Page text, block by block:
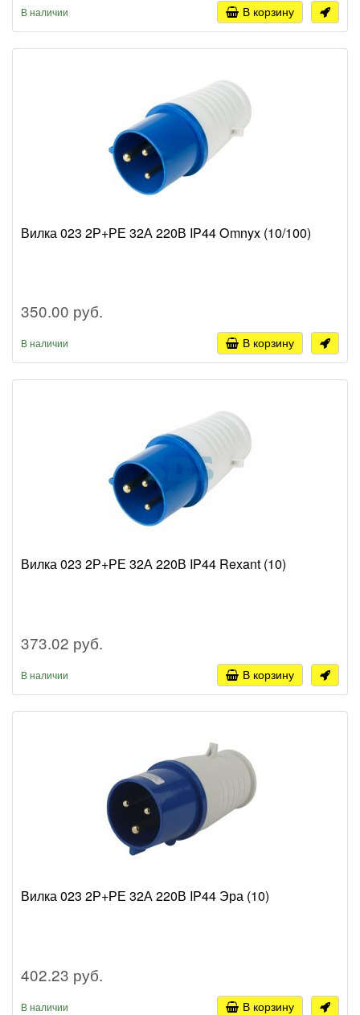
В наличии В корзину
Вилка 023 2Р+РЕ 32А 220В IP44 Omnyx (10/100)
350.00 руб.
В наличии В корзину
Вилка 023 2Р+РЕ 32А 220В IP44 Rexant (10)
373.02 руб.
В наличии В корзину
Вилка 023 2Р+РЕ 32А 220В IP44 Эра (10)
402.23 руб.
В наличии В корзину